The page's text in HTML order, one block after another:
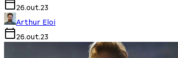
26.out.23
Arthur Eloi
26.out.23